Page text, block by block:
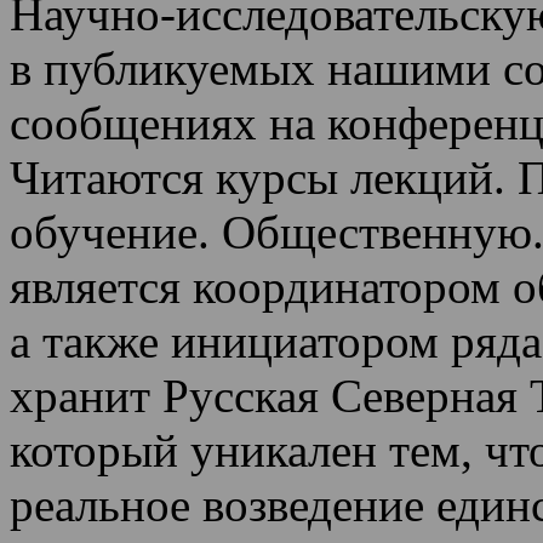
Научно-
в публикуемых нашими
сообщениях на
Читаются курсы лекций.
обучение.
является
а также инициатором
хранит Русская
который уникален тем,
реальное возведение